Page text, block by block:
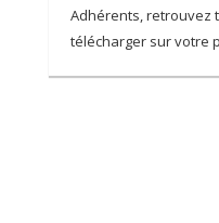
Adhérents, retrouvez
télécharger sur votre